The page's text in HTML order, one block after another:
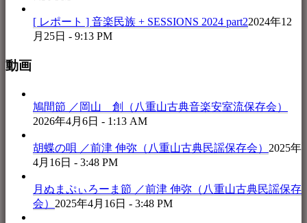
[ レポート ] 音楽民族 + SESSIONS 2024 part22024年12
月25日 - 9:13 PM
動画
鳩間節 ／岡山 創（八重山古典音楽安室流保存会）
2026年4月6日 - 1:13 AM
胡蝶の唄 ／前津 伸弥（八重山古典民謡保存会） 2025年
4月16日 - 3:48 PM
月ぬまぷぃろーま節 ／前津 伸弥（八重山古典民謡保存
会） 2025年4月16日 - 3:48 PM